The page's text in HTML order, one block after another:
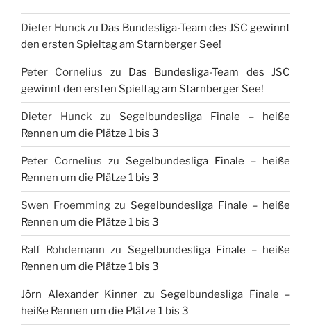
Dieter Hunckzu Das Bundesliga-Team des JSC gewinnt
den ersten Spieltag am Starnberger See!
Peter Cornelius zu Das Bundesliga-Team des JSC
gewinnt den ersten Spieltag am Starnberger See!
Dieter Hunck zu Segelbundesliga Finale – heiße
Rennen um die Plätze 1 bis 3
Peter Cornelius zu Segelbundesliga Finale – heiße
Rennen um die Plätze 1 bis 3
Swen Froemmingzu Segelbundesliga Finale – heiße
Rennen um die Plätze 1 bis 3
Ralf Rohdemann zu Segelbundesliga Finale – heiße
Rennen um die Plätze 1 bis 3
Jörn Alexander Kinner zu Segelbundesliga Finale –
heiße Rennen um die Plätze 1 bis 3